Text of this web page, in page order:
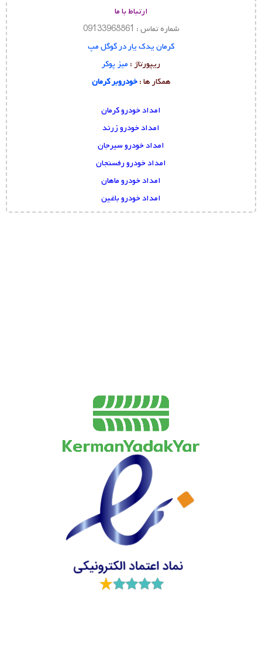
ارتباط با ما
شماره تماس : 09133968861
کرمان یدک یار در گوگل مپ
ریپورتاژ : میز پوکر
همکار ها :خودروبر کرمان
امداد خودرو کرمان
امداد خودرو زرند
امداد خودرو سیرجان
امداد خودرو رفسنجان
امداد خودرو ماهان
امداد خودرو باغین